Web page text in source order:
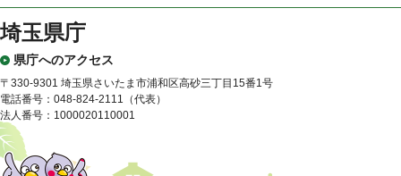
埼玉県庁
県庁へのアクセス
〒330-9301 埼玉県さいたま市浦和区高砂三丁目15番1号
電話番号：048-824-2111（代表）
法人番号：1000020110001